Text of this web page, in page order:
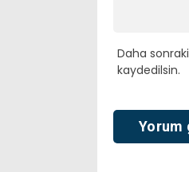
Daha
kaydedilsin.